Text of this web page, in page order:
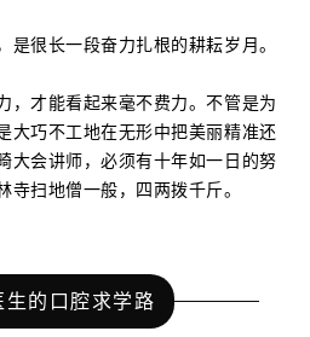
是很长一段奋力扎根的耕耘岁月。
，才能看起来毫不费力。不管是为
大巧不工地在无形中把美丽精准还
大会讲师，必须有十年如一日的努
扫地僧一般，四两拨千斤。
生的口腔求学路